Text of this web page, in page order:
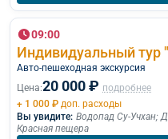
09:00
Индивидуальный тур
Авто-пешеходная экскурсия
Цена:20 000 ₽ подробнее
+ 1 000 ₽ доп. расходы
Вы увидите: Водопад Су-Учхан;
Красная пещера